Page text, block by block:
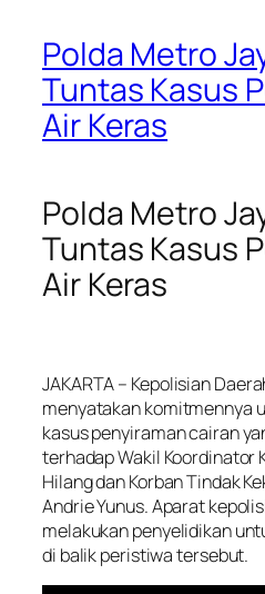
Polda Metro
Tuntas Kasus
Air Keras
Polda Metro
Tuntas Kasus
Air Keras
JAKARTA– Kepolisian
menyatakan komitmennya
kasus penyiraman cairan
terhadap Wakil Koordinator
Hilang dan Korban Tindak
Andrie Yunus. Aparat
melakukan penyelidikan
di balik peristiwa tersebut.